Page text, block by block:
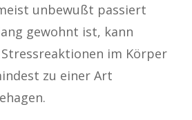
unbewußt passiert
gewohnt ist, kann
im Körper
zu einer Art